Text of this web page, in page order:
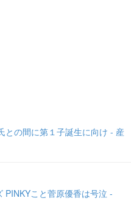
との間に第１子誕生に向け - 産
PINKYこと菅原優香は号泣 -